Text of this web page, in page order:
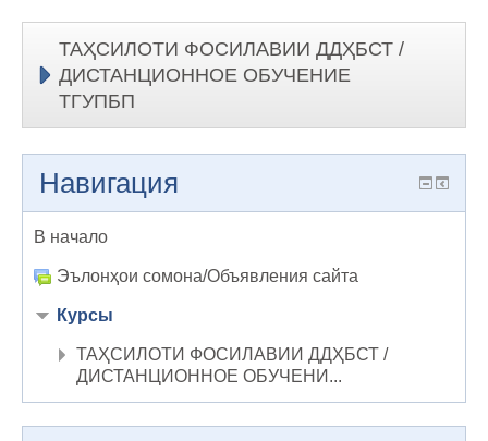
ТАҲСИЛОТИ ФОСИЛАВИИ ДДҲБСТ /
ДИСТАНЦИОННОЕ ОБУЧЕНИЕ
ТГУПБП
Навигация
В начало
Эълонҳои сомона/Объявления сайта
Курсы
ТАҲСИЛОТИ ФОСИЛАВИИ ДДҲБСТ /
ДИСТАНЦИОННОЕ ОБУЧЕНИ...